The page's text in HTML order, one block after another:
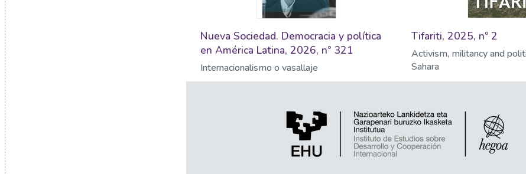
Nueva Sociedad. Democracia y política
en América Latina, 2026, nº 321
Internacionalismo o vasallaje
Tifariti, 2025, nº 2
Activism, militancy and
Sahara